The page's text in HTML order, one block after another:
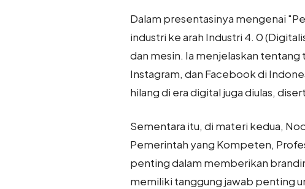
Dalam presentasinya mengenai
industri ke arah Industri 4. 0
dan mesin. Ia menjelaskan
Instagram, dan Facebook di
hilang di era digital juga diulas,
Sementara itu, di materi kedua,
Pemerintah yang Kompeten,
penting dalam memberikan
memiliki tanggung jawab penting